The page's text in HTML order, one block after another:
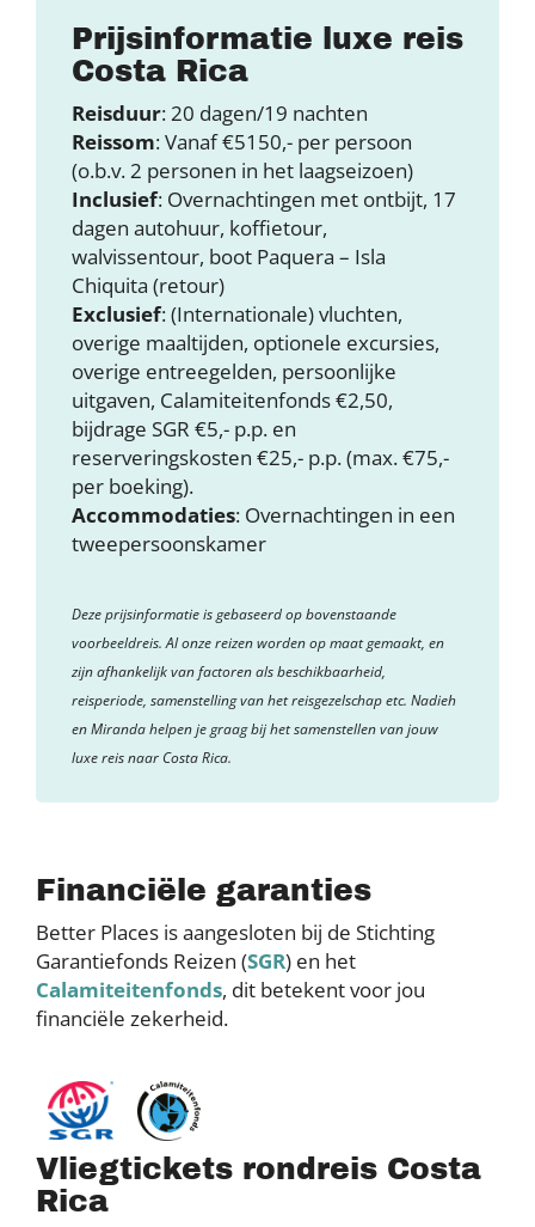
Prijsinformatie luxe reis
Costa Rica
Reisduur: 20 dagen/19 nachten
Reissom: Vanaf €5150,- per persoon
(o.b.v. 2 personen in het laagseizoen)
Inclusief: Overnachtingen met ontbijt, 17
dagen autohuur, koffietour,
walvissentour, boot Paquera – Isla
Chiquita (retour)
Exclusief: (Internationale) vluchten,
overige maaltijden, optionele excursies,
overige entreegelden, persoonlijke
uitgaven, Calamiteitenfonds €2,50,
bijdrage SGR €5,- p.p. en
reserveringskosten €25,- p.p. (max. €75,-
per boeking).
Accommodaties: Overnachtingen in een
tweepersoonskamer
Deze prijsinformatie is gebaseerd op bovenstaande
voorbeeldreis. Al onze reizen worden op maat gemaakt, en
zijn afhankelijk van factoren als beschikbaarheid,
reisperiode, samenstelling van het reisgezelschap etc. Nadieh
en Miranda helpen je graag bij het samenstellen van jouw
luxe reis naar Costa Rica.
Financiële garanties
Better Places is aangesloten bij de Stichting
Garantiefonds Reizen (SGR) en het
Calamiteitenfonds, dit betekent voor jou
financiële zekerheid.
Vliegtickets rondreis Costa
Rica